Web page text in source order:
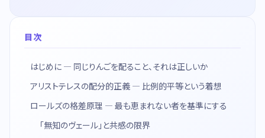
目次
はじめに — 同じりんごを配ること、それは正しいか
アリストテレスの配分的正義 — 比例的平等という着想
ロールズの格差原理 — 最も恵まれない者を基準にする
「無知のヴェール」と共感の限界